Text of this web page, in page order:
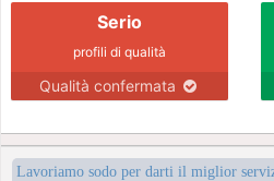
Serio
profili di qualità
Qualità confermata
Lavoriamo sodo per darti il miglior